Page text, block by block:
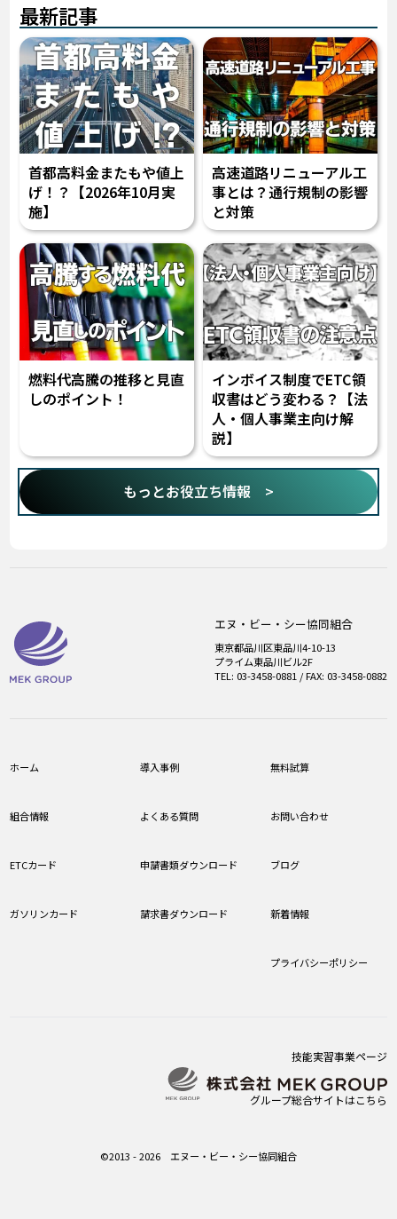
最新記事
首都高料金またもや値上
げ！？【2026年10月実
施】
高速道路リニューアル工
事とは？通行規制の影響
と対策
燃料代高騰の推移と見直
しのポイント！
インボイス制度でETC領
収書はどう変わる？【法
人・個人事業主向け解
説】
もっとお役立ち情報 >
ホーム
組合情報
ETCカード
ガソリンカード
導入事例
よくある質問
申請書類ダウンロード
請求書ダウンロード
無料試算
お問い合わせ
ブログ
新着情報
プライバシーポリシー
エヌ・ビー・シー協同組合
東京都品川区東品川4-10-13
プライム東品川ビル2F
TEL: 03-3458-0881 / FAX: 03-3458-0882
技能実習事業ページ
グループ総合サイトはこちら
©2013 - 2026 エヌー・ビー・シー協同組合